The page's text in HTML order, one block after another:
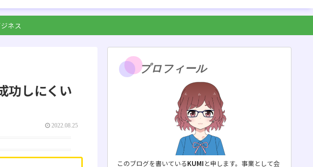
ネス
功しにくい
2022.08.25
プロフィール
このブログを書いているKUMI と申します。事業として会